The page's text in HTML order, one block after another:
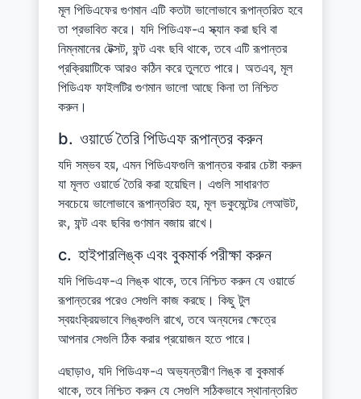
মূল পিডিএফের গুণমান এটি কতটা ভালোভাবে রূপান্তরিত হবে
তা প্রভাবিত করে। যদি পিডিএফ-এ স্ক্যান করা ছবি বা
নিম্নমানের টেক্সট, ফন্ট এবং ছবি থাকে, তবে এটি রূপান্তর
প্রক্রিয়াটিকে আরও কঠিন করে তুলতে পারে। অতএব, মূল
পিডিএফ ফাইলটির গুণমান ভালো আছে কিনা তা নিশ্চিত
করুন।
b. ওয়ার্ডে তৈরি পিডিএফ রূপান্তর করুন
যদি সম্ভব হয়, এমন পিডিএফগুলি রূপান্তর করার চেষ্টা করুন
যা মূলত ওয়ার্ডে তৈরি করা হয়েছিল। এগুলি সাধারণত
সবচেয়ে ভালোভাবে রূপান্তরিত হয়, মূল ডকুমেন্টের লেআউট,
রং, ফন্ট এবং ছবির গুণমান বজায় রাখে।
c. হাইপারলিঙ্ক এবং বুকমার্ক পরীক্ষা করুন
যদি পিডিএফ-এ লিঙ্ক থাকে, তবে নিশ্চিত করুন যে ওয়ার্ডে
রূপান্তরের পরেও সেগুলি কাজ করছে। কিছু টুল
স্বয়ংক্রিয়ভাবে লিঙ্কগুলি রাখে, তবে অন্যদের ক্ষেত্রে
আপনার সেগুলি ঠিক করার প্রয়োজন হতে পারে।
এছাড়াও, যদি পিডিএফ-এ অভ্যন্তরীণ লিঙ্ক বা বুকমার্ক
থাকে, তবে নিশ্চিত করুন যে সেগুলি সঠিকভাবে স্থানান্তরিত